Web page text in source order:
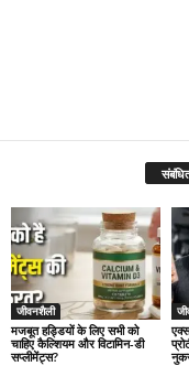
जीवनशैली
मजबूत हड्डियों के लिए सभी को
चाहिए कैल्शियम और विटामिन-डी
सप्लीमेंट्स?